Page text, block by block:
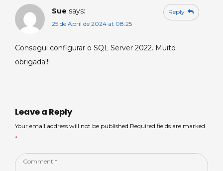
Sue says:
25 de April de 2024 at 08:25
Consegui configurar o SQL Server 2022. Muito
obrigada!!!
Reply
Leave a Reply
Your email address will not be published.Required fields are marked
*
Comment